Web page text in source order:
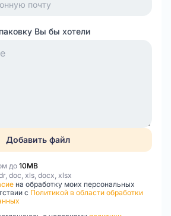
Вы бы хотели
Добавить файл
до 10MB
doc, xls, docx, xlsx
на обработку моих персональных
с Политикой в области обработки